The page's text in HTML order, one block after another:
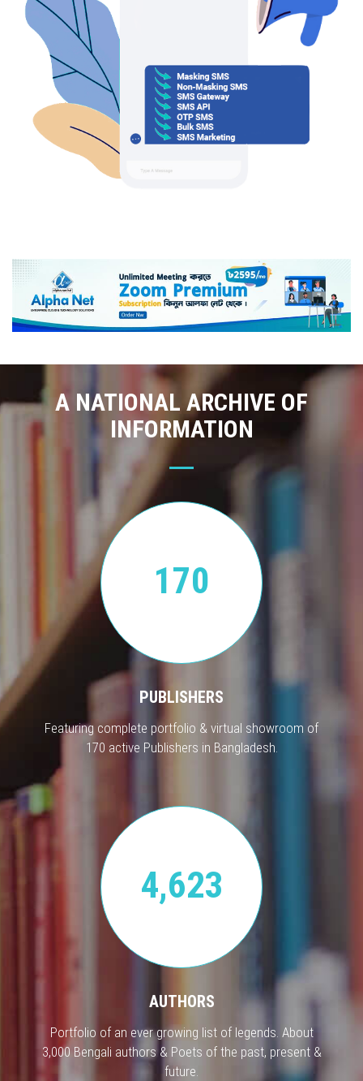
A NATIONAL ARCHIVE OF
INFORMATION
170
PUBLISHERS
Featuring complete portfolio & virtual showroom of
170 active Publishers in Bangladesh.
4,623
AUTHORS
Portfolio of an ever growing list of legends. About
3,000 Bengali authors & Poets of the past, present &
future.